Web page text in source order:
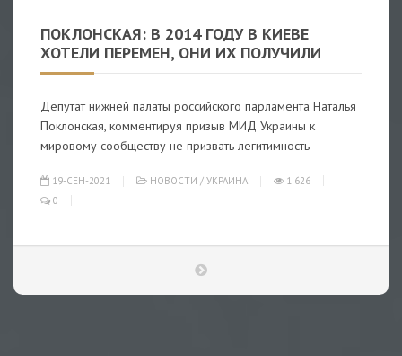
ПОКЛОНСКАЯ: В 2014 ГОДУ В КИЕВЕ
ХОТЕЛИ ПЕРЕМЕН, ОНИ ИХ ПОЛУЧИЛИ
Депутат нижней палаты российского парламента Наталья
Поклонская, комментируя призыв МИД Украины к
мировому сообществу не призвать легитимность
19-СЕН-2021 НОВОСТИ / УКРАИНА
1 626
0